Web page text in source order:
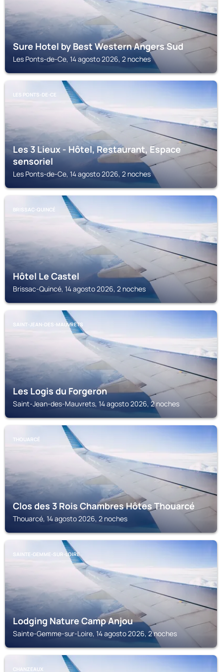
Sure Hotel by Best Western Angers Sud
Les Ponts-de-Ce, 14 agosto 2026, 2 noches
LES PONTS-DE-CE
Les 3 Lieux - Hôtel, Restaurant, Espace
sensoriel
Les Ponts-de-Ce, 14 agosto 2026, 2 noches
BRISSAC-QUINCÉ
Hôtel Le Castel
Brissac-Quincé, 14 agosto 2026, 2 noches
SAINT-JEAN-DES-MAUVRETS
Les Logis du Forgeron
Saint-Jean-des-Mauvrets, 14 agosto 2026, 2 noches
THOUARCÉ
Clos des 3 Rois Chambres Hôtes Thouarcé
Thouarcé, 14 agosto 2026, 2 noches
SAINTE-GEMME-SUR-LOIRE
Lodging Nature Camp Anjou
Sainte-Gemme-sur-Loire, 14 agosto 2026, 2 noches
CHANZEAUX